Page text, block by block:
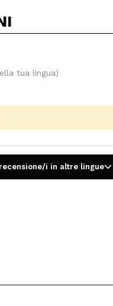
tua lingua)
i in altre lingue